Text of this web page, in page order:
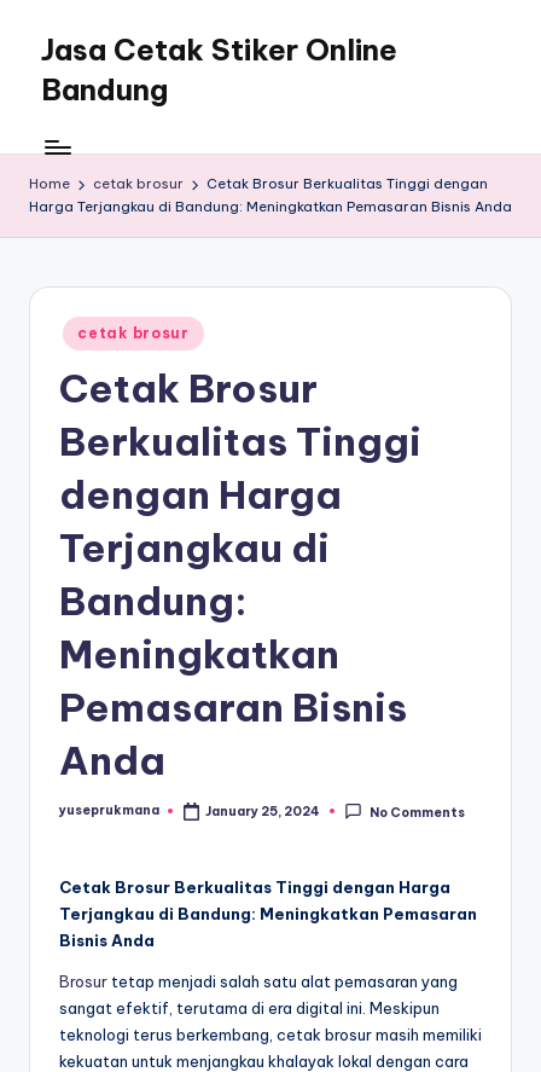
Jasa Cetak Stiker Online
Bandung
Home cetak brosur
Cetak Brosur Berkualitas Tinggi dengan
Harga Terjangkau di Bandung: Meningkatkan Pemasaran Bisnis Anda
Posted
in
cetak brosur
Cetak Brosur
Berkualitas Tinggi
dengan Harga
Terjangkau di
Bandung:
Meningkatkan
Pemasaran Bisnis
Anda
Posted
yuseprukmana January 25, 2024 No Comments
Cetak Brosur Berkualitas Tinggi dengan Harga
Terjangkau di Bandung: Meningkatkan Pemasaran
Bisnis Anda
Brosur tetap menjadi salah satu alat pemasaran yang
sangat efektif, terutama di era digital ini. Meskipun
teknologi terus berkembang, cetak brosur masih memiliki
kekuatan untuk menjangkau khalayak lokal dengan cara